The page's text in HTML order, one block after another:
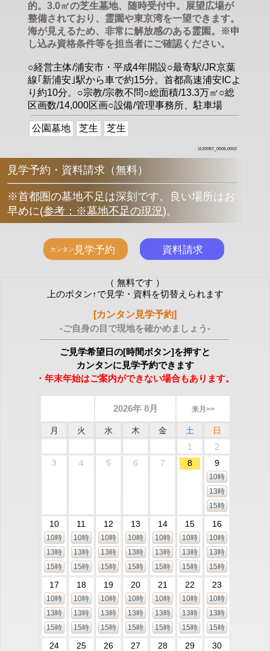
的。3.0㎡の芝生墓地、随時受付中。展望広場が
整備されており、霊園や東京湾を一望できます。
海が見えるため、非常に解放感のある霊園。※申
し込み資格条件等を担当者にご確認ください。
○経営主体/浦安市・平成4年開設○最寄駅/JR京葉
線｢新浦安｣駅から車で約15分。首都高速浦安ICよ
り約10分。○宗教/宗教不問○総面積/13.3万㎡○総
区画数/14,000区画○設備/管理事務所、駐車場
公園墓地 芝生 芝生
1120087_0006,0002
見学予約・資料請求（無料）
※首都圏の墓地不足は深刻です。良い場所はお
早めに(参考：※墓地不足の現況)。
（ 無料です ）
上のボタン↑で見学・資料を切替えられます
[カンタン見学予約]
-ご自身の目で現地を確かめましょう-
ご見学希望日の[時間ボタン]を押すと
カンタンに見学予約できます
・年末年始はご案内ができない場合もあります。
2026年 8月 来月>>
月 火 水 木 金 土
日
1
2
3
4 5 6 7 8 9
10時
13時
15時
10
10時
13時
15時
11
10時
13時
15時
12
10時
13時
15時
13
10時
13時
15時
14
10時
13時
15時
15
10時
13時
15時
16
10時
13時
15時
17
10時
13時
15時
18
10時
13時
15時
19
10時
13時
15時
20
10時
13時
15時
21
10時
13時
15時
22
10時
13時
15時
23
10時
13時
15時
24 25 26 27 28 29 30